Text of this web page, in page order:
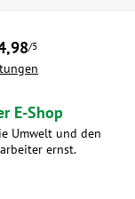
/5
E-Shop
Umwelt und den
ernst.